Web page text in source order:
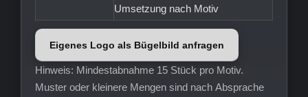
Umsetzung nach Motiv
Eigenes Logo als Bügelbild anfragen
Hinweis: Mindestabnahme 15 Stück pro Motiv.
Muster oder kleinere Mengen sind nach Absprache